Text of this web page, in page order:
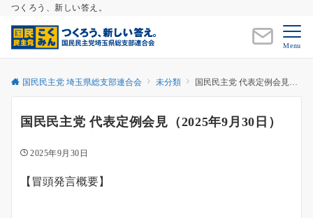
つくろう、新しい答え。
Menu
国民民主党 埼玉県総支部連合会 未分類 国民民主党 代表定例会見（2025年9月30日）
国民民主党 代表定例会見（2025年9月30日）
2025年9月30日
【冒頭発言概要】